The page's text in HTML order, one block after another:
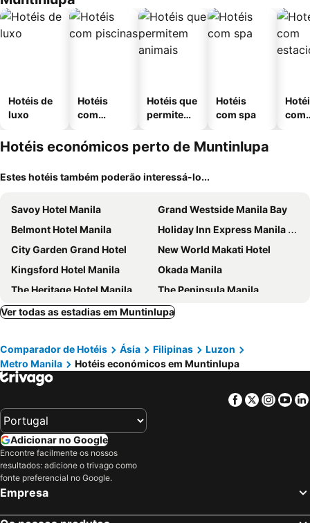
Hotéis de
luxo
Hotéis
com
Hotéis que
permitem
Hotéis
com spa
com
Hotéis económicos perto de Muntinlupa
Estes hotéis também poderão interessá-lo...
Savoy Hotel Manila
Grand Westside Manila Bay
Belmont Hotel Manila
Holiday Inn Express Manila Newport City by IHG
City Garden Grand Hotel
New World Makati Hotel
Kingsford Hotel Manila
Okada Manila
The Heritage Hotel Manila
The Peninsula Manila
The Picasso Boutique Serviced Residences
Solaire Resort Entertainment City
Holiday Inn & Suites Makati By Ihg
Citadines Benavidez Makati
Seda Residences Makati
OYO 769 Poblacion Suites Polaris
The Bellevue Manila
Hyatt Regency Manila, City of Dreams
Sequoia Hotel Manila Bay
Shell Residences in Mall of Asia
The Belamy House Managed by HII
Hotel Century Park
Quest Plus Filinvest City Manila
Ver todas as estadias em Muntinlupa
Comparador de Hotéis Ásia Filipinas
Luzon
Metro Manila
Hotéis económicos em Muntinlupa
Facebook
Twitter
Adicionar no Google
Encontre facilmente os nossos
resultados: adicione o trivago como
fonte preferencial no Google.
Empresa